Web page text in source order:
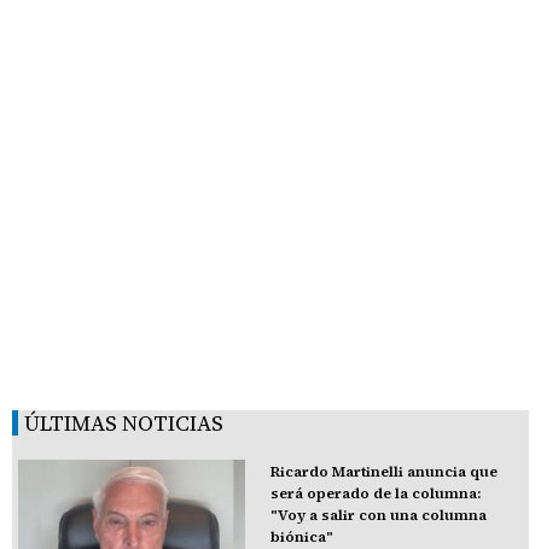
ÚLTIMAS NOTICIAS
Ricardo Martinelli anuncia que
será operado de la columna:
"Voy a salir con una columna
biónica"